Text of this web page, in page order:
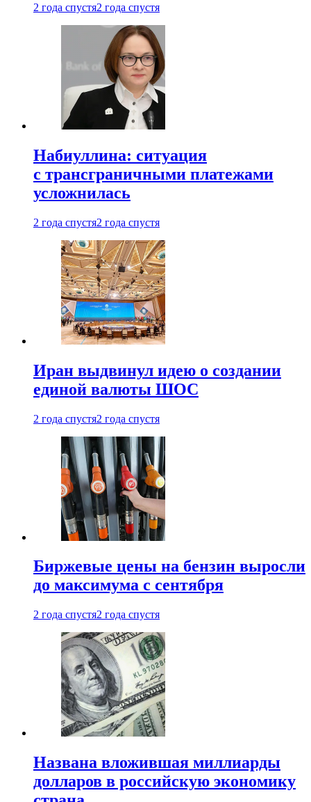
2 года спустя2 года спустя
Набиуллина: ситуация
с трансграничными платежами
усложнилась
2 года спустя2 года спустя
Иран выдвинул идею о создании
единой валюты ШОС
2 года спустя2 года спустя
Биржевые цены на бензин выросли
до максимума с сентября
2 года спустя2 года спустя
Названа вложившая миллиарды
долларов в российскую экономику